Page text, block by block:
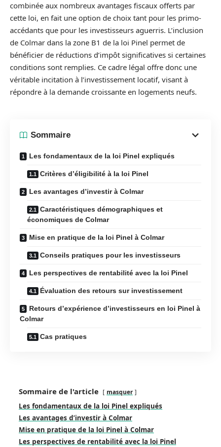
combinée aux nombreux avantages fiscaux offerts par
cette loi, en fait une option de choix tant pour les primo-
accédants que pour les investisseurs aguerris. L’inclusion
de Colmar dans la zone B1 de la loi Pinel permet de
bénéficier de réductions d’impôt significatives si certaines
conditions sont remplies. Ce cadre légal offre donc une
véritable incitation à l’investissement locatif, visant à
répondre à la demande croissante en logements neufs.
Sommaire
Les fondamentaux de la loi Pinel expliqués
Critères d’éligibilité à la loi Pinel
Les avantages d’investir à Colmar
Caractéristiques démographiques et
économiques de Colmar
Mise en pratique de la loi Pinel à Colmar
Conseils pratiques pour les investisseurs
Les perspectives de rentabilité avec la loi Pinel
Évaluation des retours sur investissement
Retours d’expérience d’investisseurs en loi Pinel à
Colmar
Cas pratiques
Sommaire de l'article masquer
Les fondamentaux de la loi Pinel expliqués
Les avantages d’investir à Colmar
Mise en pratique de la loi Pinel à Colmar
Les perspectives de rentabilité avec la loi Pinel